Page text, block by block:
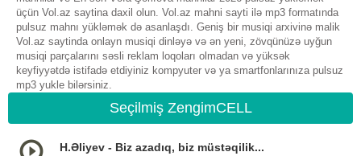
üçün Vol.az saytina daxil olun. Vol.az mahni sayti ilə mp3 formatında
pulsuz mahnı yükləmək də asanlaşdı. Geniş bir musiqi arxivinə malik
Vol.az saytinda onlayn musiqi dinləyə və ən yeni, zövqünüzə uyğun
musiqi parçalarını səsli reklam loqoları olmadan və yüksək
keyfiyyətdə istifadə etdiyiniz kompyuter və ya smartfonlarınıza pulsuz
mp3 yukle bilərsiniz.
Seçilmiş ZengimCELL
H.Əliyev - Biz azadıq, biz müstəqilik...